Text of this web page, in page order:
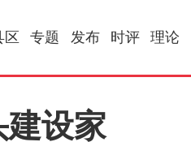
区 专题 发布 时评 理论
建设家